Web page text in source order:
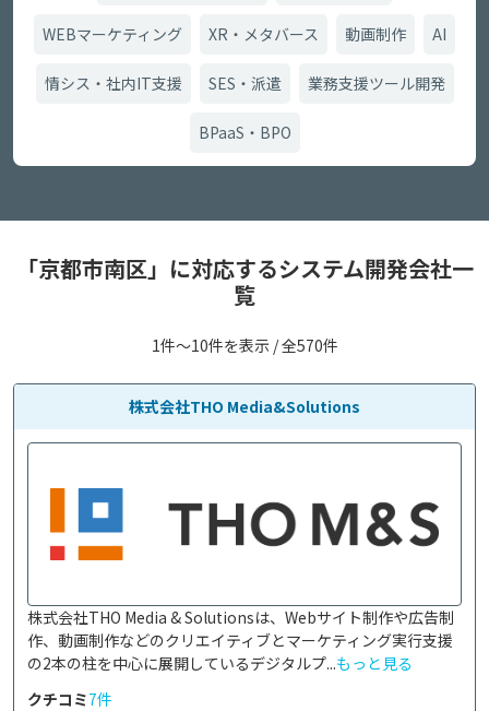
WEBマーケティング XR・メタバース 動画制作 AI
情シス・社内IT支援 SES・派遣 業務支援ツール開発
BPaaS・BPO
「京都市南区」に対応するシステム開発会社一
覧
1件〜10件を表示 / 全570件
株式会社THO Media&Solutions
株式会社THO Media & Solutionsは、Webサイト制作や広告制
作、動画制作などのクリエイティブとマーケティング実行支援
の2本の柱を中心に展開しているデジタルプ...もっと見る
クチコミ7件